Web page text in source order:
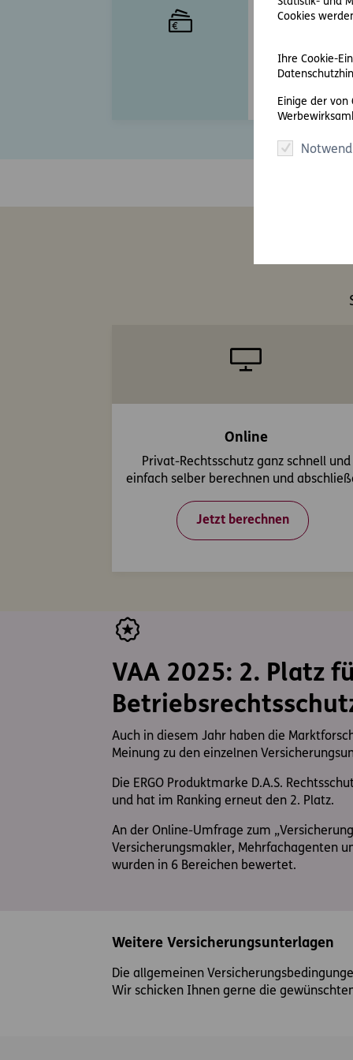
Cookies
Ihre Cookie-
Einige der von
welche Kosten
Online
Privat-Rechtsschutz ganz schnell und
einfach selber berechnen und
Jetzt berechnen
VAA 2025: 2. Platz
Auch in diesem Jahr haben die
Meinung zu den einzelnen
Die ERGO Produktmarke D.A.S.
und hat im Ranking erneut den 2. Platz.
An der Online-Umfrage zum
Versicherungsmakler, Mehrfachagenten
wurden in 6 Bereichen bewertet.
Weitere Versicherungsunterlagen
Die allgemeinen
Wir schicken Ihnen gerne die